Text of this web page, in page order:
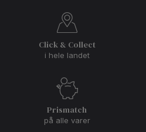
Click & Collect
i hele landet
Prismatch
på alle varer